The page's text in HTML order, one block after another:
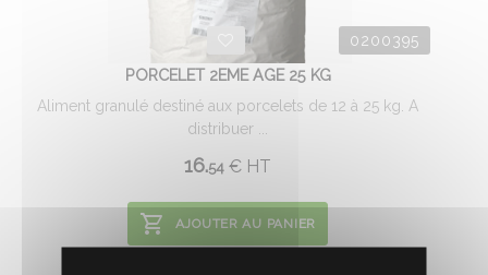
0200395
PORCELET 2EME AGE 25 KG
Aliment granulé destiné aux porcelets de 12 à 25 kg. A
distribuer ...
16.54 € HT
AJOUTER AU PANIER